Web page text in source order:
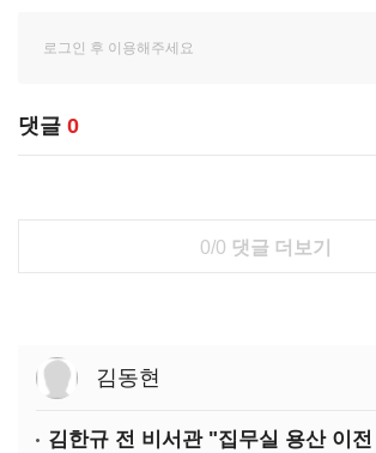
댓글 0
0/0 댓글 더보기
김동현